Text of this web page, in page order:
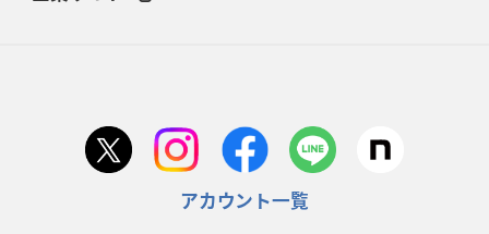
アカウント一覧